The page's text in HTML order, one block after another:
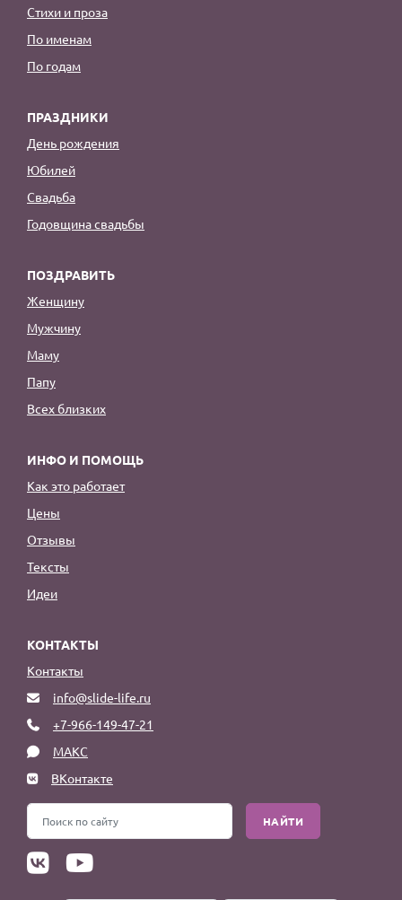
Стихи и проза
По именам
По годам
ПРАЗДНИКИ
День рождения
Юбилей
Свадьба
Годовщина свадьбы
ПОЗДРАВИТЬ
Женщину
Мужчину
Маму
Папу
Всех близких
ИНФО И ПОМОЩЬ
Как это работает
Цены
Отзывы
Тексты
Идеи
КОНТАКТЫ
Контакты
info@slide-life.ru
+7-966-149-47-21
МАКС
ВКонтакте
НАЙТИ